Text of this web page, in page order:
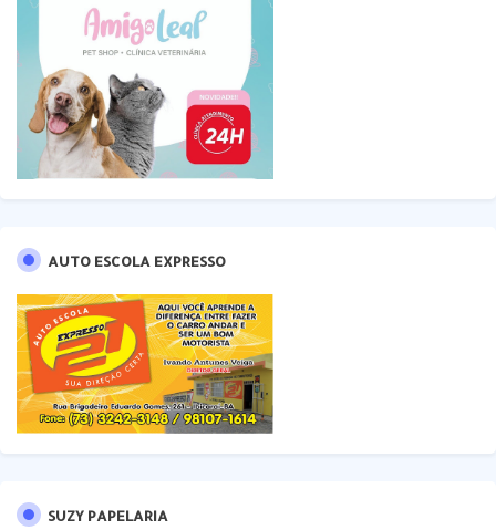
AUTO ESCOLA EXPRESSO
SUZY PAPELARIA